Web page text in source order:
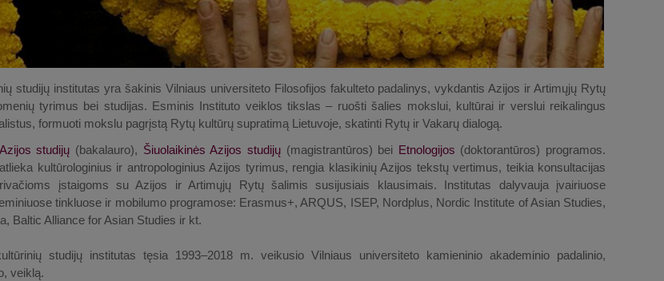
studijų institutas yra šakinis Vilniaus universiteto Filosofijos fakulteto padalinys, vykdantis Azijos ir Artimųjų Rytų
tyrimus bei studijas. Esminis Instituto veiklos tikslas – ruošti šalies mokslui, kultūrai ir verslui reikalingus
formuoti mokslu pagrįstą Rytų kultūrų supratimą Lietuvoje, skatinti Rytų ir Vakarų dialogą.
Azijos studijų (bakalauro), Šiuolaikinės Azijos studijų(magistrantūros) bei Etnologijos (doktorantūros) programos.
kultūrologinius ir antropologinius Azijos tyrimus, rengia klasikinių Azijos tekstų vertimus, teikia konsultacijas
įstaigoms su Azijos ir Artimųjų Rytų šalimis susijusiais klausimais. Institutas dalyvauja įvairiuose
tinkluose ir mobilumo programose: Erasmus+, ARQUS, ISEP, Nordplus, Nordic Institute of Asian Studies,
Baltic Alliance for Asian Studies ir kt.
studijų institutas tęsia 1993–2018 m. veikusio Vilniaus universiteto kamieninio akademinio padalinio,
veiklą.